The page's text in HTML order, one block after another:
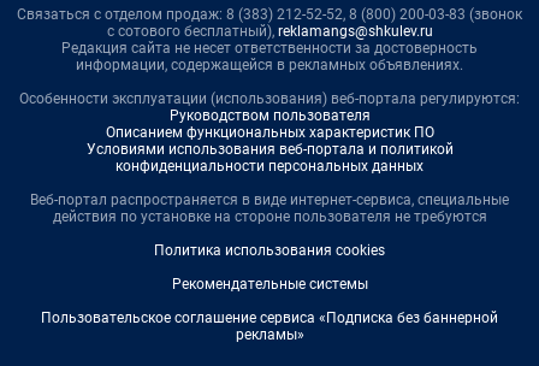
Связаться с отделом продаж: 8 (383) 212-52-52, 8 (800) 200-03-83 (звонок
с сотового бесплатный), reklamangs@shkulev.ru
Редакция сайта не несет ответственности за достоверность
информации, содержащейся в рекламных объявлениях.
Особенности эксплуатации (использования) веб-портала регулируются:
Руководством пользователя
Описанием функциональных характеристик ПО
Условиями использования веб-портала и политикой
конфиденциальности персональных данных
Веб-портал распространяется в виде интернет-сервиса, специальные
действия по установке на стороне пользователя не требуются
Политика использования cookies
Рекомендательные системы
Пользовательское соглашение сервиса «Подписка без баннерной
рекламы»